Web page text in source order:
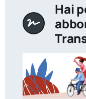
Hai